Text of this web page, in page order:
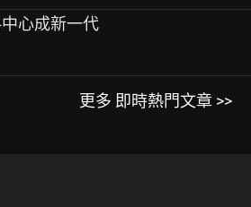
心成新一代
更多 即時熱門文章 >>